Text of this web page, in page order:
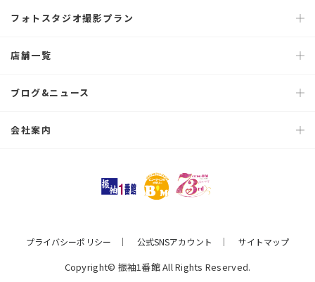
フォトスタジオ撮影プラン
店舗一覧
ブログ&ニュース
会社案内
プライバシーポリシー 公式SNSアカウント サイトマップ
Copyright© 振袖1番館 All Rights Reserved.